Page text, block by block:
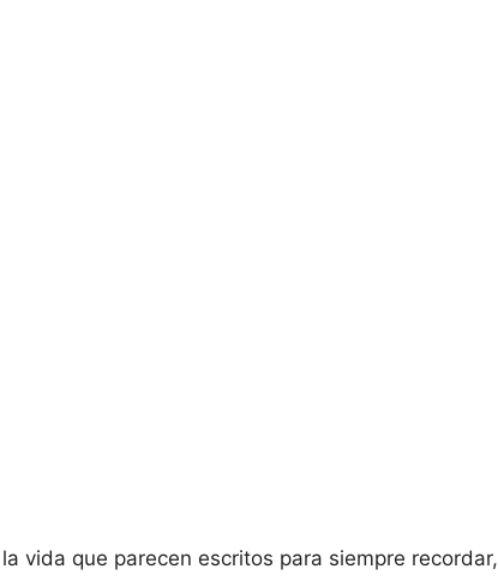
vida que parecen escritos para siempre recordar,